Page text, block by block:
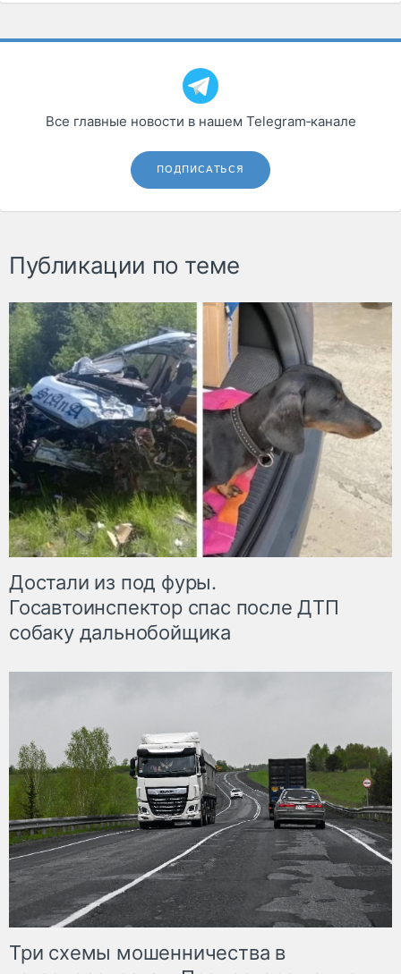
Все главные новости в нашем Telegram‑канале
ПОДПИСАТЬСЯ
Публикации по теме
Достали из под фуры.
Госавтоинспектор спас после ДТП
собаку дальнобойщика
Три схемы мошенничества в